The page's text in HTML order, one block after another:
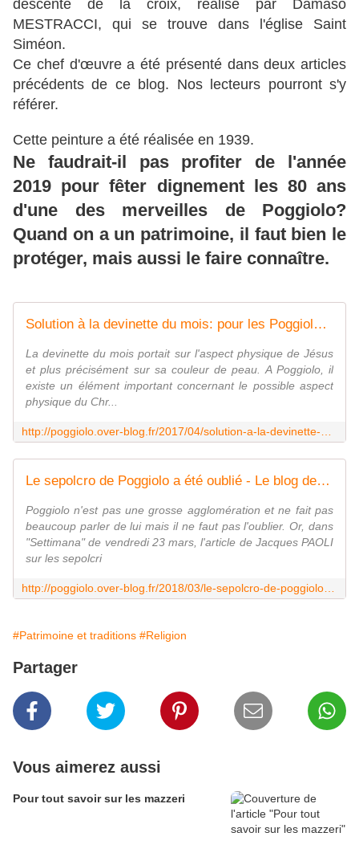
descente de la croix, réalisé par Damaso
MESTRACCI, qui se trouve dans l'église Saint
Siméon.
Ce chef d'œuvre a été présenté dans deux articles
précédents de ce blog. Nos lecteurs pourront s'y
référer.
Cette peinture a été réalisée en 1939.
Ne faudrait-il pas profiter de l'année
2019 pour fêter dignement les 80 ans
d'une des merveilles de Poggiolo?
Quand on a un patrimoine, il faut bien le
protéger, mais aussi le faire connaître.
Solution à la devinette du mois: pour les Poggiolais, le Christ était noir - Le blog des Poggiolais
La devinette du mois portait sur l'aspect physique de Jésus
et plus précisément sur sa couleur de peau. A Poggiolo, il
existe un élément important concernant le possible aspect
physique du Chr...
Le sepolcro de Poggiolo a été oublié - Le blog des Poggiolais
Poggiolo n'est pas une grosse agglomération et ne fait pas
beaucoup parler de lui mais il ne faut pas l'oublier. Or, dans
"Settimana" de vendredi 23 mars, l'article de Jacques PAOLI
sur les sepolcri
#Patrimoine et traditions #Religion
Partager
Vous aimerez aussi
Pour tout savoir sur les mazzeri